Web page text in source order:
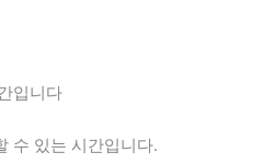
입니다
수 있는 시간입니다.